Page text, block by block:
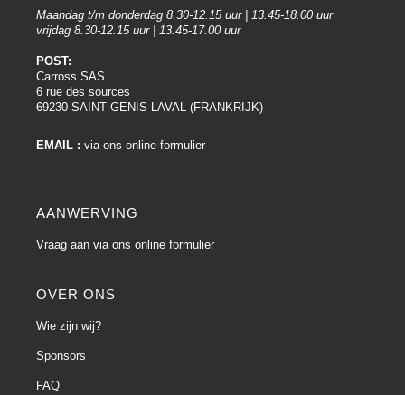
Maandag t/m donderdag 8.30-12.15 uur | 13.45-18.00 uur
vrijdag 8.30-12.15 uur | 13.45-17.00 uur
POST:
Carross SAS
6 rue des sources
69230 SAINT GENIS LAVAL (FRANKRIJK)
EMAIL : via ons online formulier
AANWERVING
Vraag aan via ons online formulier
OVER ONS
Wie zijn wij?
Sponsors
FAQ